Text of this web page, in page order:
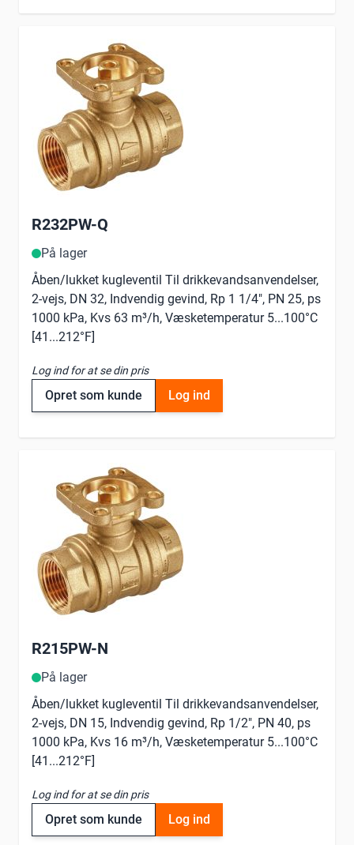
R232PW-Q
På lager
Åben/lukket kugleventil Til drikkevandsanvendelser,
2-vejs, DN 32, Indvendig gevind, Rp 1 1/4", PN 25, ps
1000 kPa, Kvs 63 m³/h, Væsketemperatur 5...100°C
[41...212°F]
Log ind for at se din pris
Opret som kunde Log ind
R215PW-N
På lager
Åben/lukket kugleventil Til drikkevandsanvendelser,
2-vejs, DN 15, Indvendig gevind, Rp 1/2", PN 40, ps
1000 kPa, Kvs 16 m³/h, Væsketemperatur 5...100°C
[41...212°F]
Log ind for at se din pris
Opret som kunde Log ind